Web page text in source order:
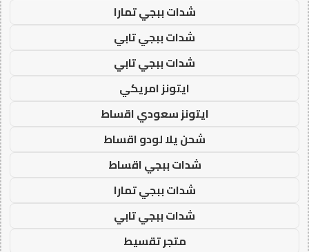
شدات ببجي تمارا
شدات ببجي تابي
شدات ببجي تابي
ايتونز امريكي
ايتونز سعودي اقساط
شحن يلا لودو اقساط
شدات ببجي اقساط
شدات ببجي تمارا
شدات ببجي تابي
متجر تقسيط